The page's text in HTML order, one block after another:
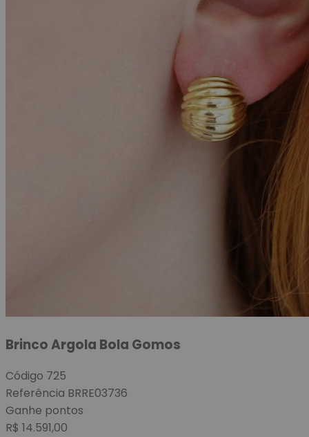
Brinco Argola Bola Gomos
Código 725
Referência BRRE03736
Ganhe pontos
R$ 14.591,00